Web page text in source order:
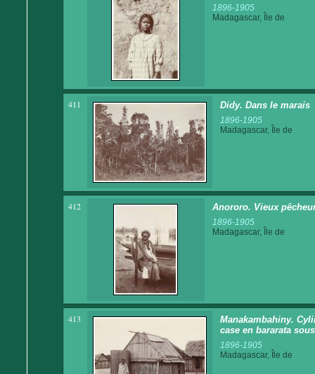
1896-1905
Madagascar, Île de
411 Didy. Dans le marais
1896-1905
Madagascar, Île de
412 Anororo. Vieux
1896-1905
Madagascar, Île de
413
Manakambahiny.
case en bararata
1896-1905
Madagascar, Île de